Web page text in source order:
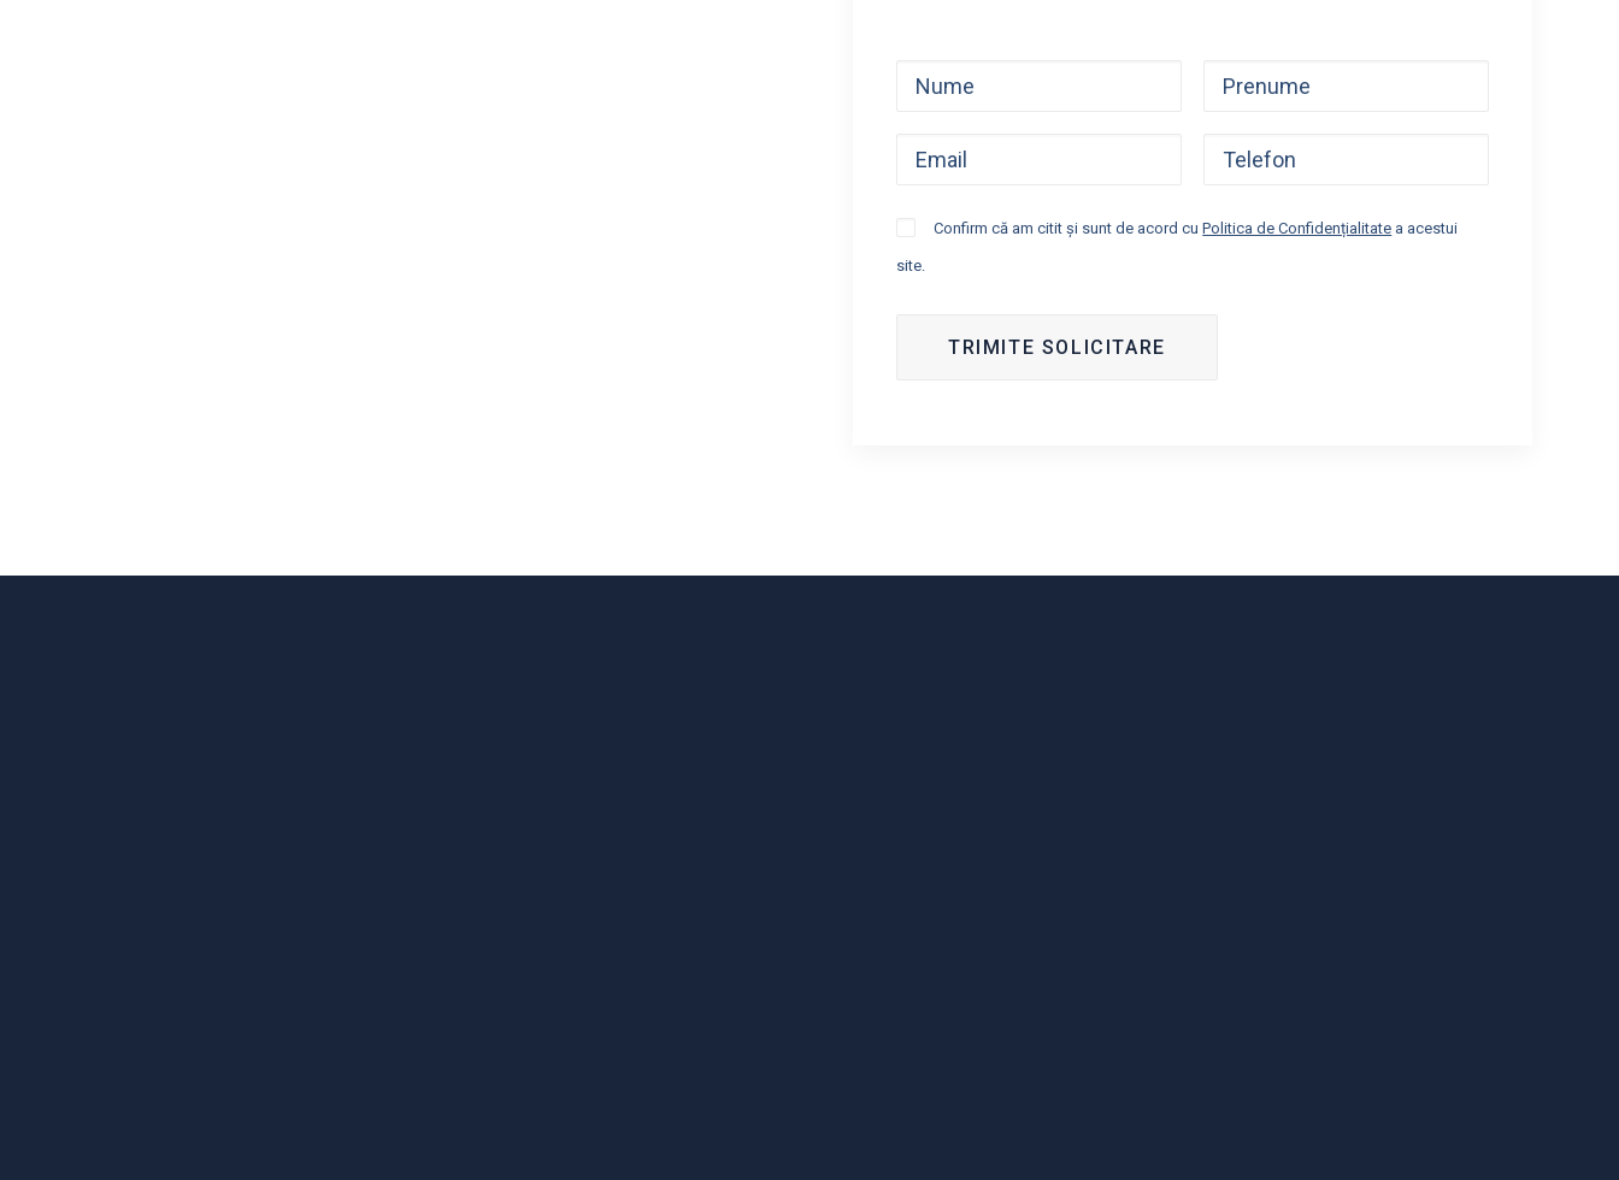
Confirm că am citit și sunt de acord cuPolitica de Confidențialitate a acestui
site.